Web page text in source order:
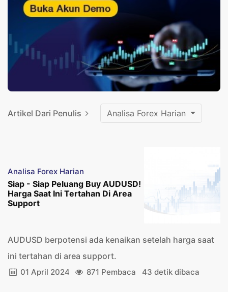
Artikel Dari Penulis Analisa Forex Harian
Analisa Forex Harian
Siap - Siap Peluang Buy AUDUSD!
Harga Saat Ini Tertahan Di Area
Support
AUDUSD berpotensi ada kenaikan setelah harga saat
ini tertahan di area support.
01 April 2024 871 Pembaca 43 detik dibaca